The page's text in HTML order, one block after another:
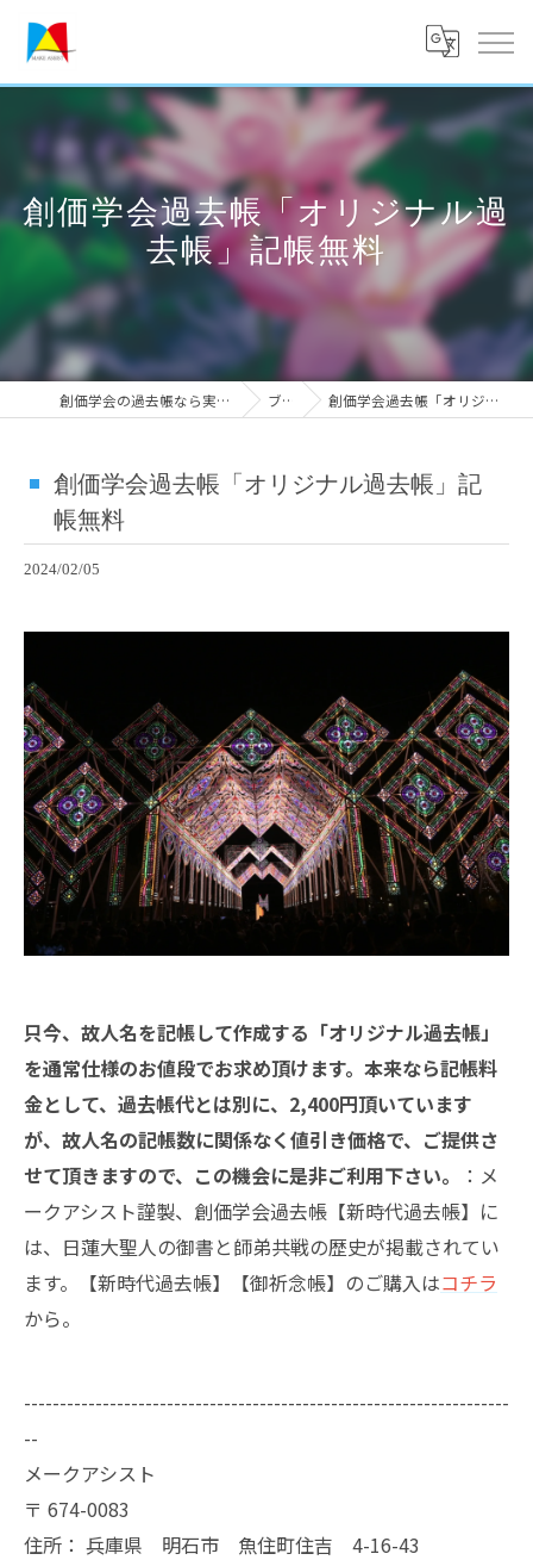
創価学会過去帳「オリジナル過
去帳」記帳無料
創価学会の過去帳なら実績のメークアシスト ブログ 創価学会過去帳「オリジナル過去帳」記帳無料
創価学会過去帳「オリジナル過去帳」記
帳無料
2024/02/05
只今、故人名を記帳して作成する「オリジナル過去帳」
を通常仕様のお値段でお求め頂けます。本来なら記帳料
金として、過去帳代とは別に、2,400円頂いています
が、故人名の記帳数に関係なく値引き価格で、ご提供さ
せて頂きますので、この機会に是非ご利用下さい。
：メ
ークアシスト謹製、創価学会過去帳【新時代過去帳】に
は、日蓮大聖人の御書と師弟共戦の歴史が掲載されてい
ます。【新時代過去帳】【御祈念帳】のご購入はコチラ
から。
--------------------------------------------------------------------
--
メークアシスト
〒 674-0083
住所： 兵庫県 明石市 魚住町住吉 4-16-43